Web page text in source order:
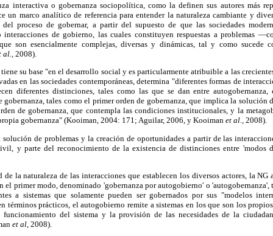
interactiva o gobernanza sociopolítica, como la definen sus autores más
un marco analítico de referencia para entender la naturaleza cambiante y
proceso de gobernar, a partir del supuesto de que las sociedades
interacciones de gobierno, las cuales constituyen respuestas a problemas
son esencialmente complejas, diversas y dinámicas, tal y como sucede
al.,2008).
su base "en el desarrollo social y es particularmente atribuible a las
en las sociedades contemporáneas, determina "diferentes formas de
diferentes distinciones, tales como las que se dan entre autogobernanza,
gobernanza, tales como el primer orden de gobernanza, que implica la solución
de gobernanza, que contempla las condiciones institucionales, y la
gobernanza" (Kooiman, 2004: 171; Aguilar, 2006, y Kooiman et al., 2008).
solución de problemas y la creación de oportunidades a partir de las
y parte del reconocimiento de la existencia de distinciones entre 'modos
la naturaleza de las interacciones que establecen los diversos actores, la NG
el primer modo, denominado 'gobernanza por autogobierno' o
a sistemas que solamente pueden ser gobernados por sus "modelos
términos prácticos, el autogobierno remite a sistemas en los que son los
del sistema y la provisión de las necesidades de la
et al, 2008).